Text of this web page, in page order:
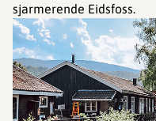
sjarmerende Eidsfoss.